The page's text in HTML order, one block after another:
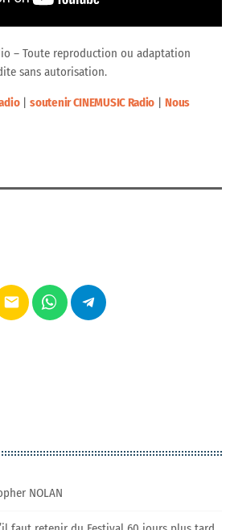
– Toute reproduction ou adaptation
sans autorisation.
|soutenir CINEMUSIC Radio |Nous
email
NOLAN